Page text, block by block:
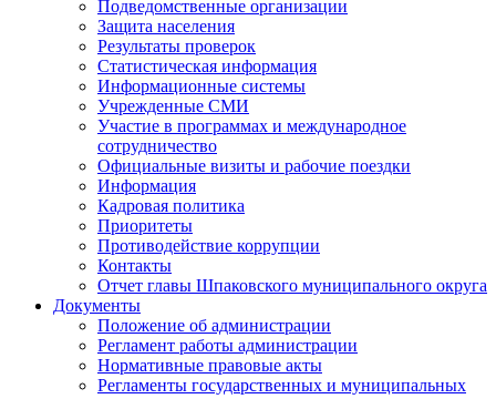
Подведомственные организации
Защита населения
Результаты проверок
Статистическая информация
Информационные системы
Учрежденные СМИ
Участие в программах и международное
сотрудничество
Официальные визиты и рабочие поездки
Информация
Кадровая политика
Приоритеты
Противодействие коррупции
Контакты
Отчет главы Шпаковского муниципального округа
Документы
Положение об администрации
Регламент работы администрации
Нормативные правовые акты
Регламенты государственных и муниципальных